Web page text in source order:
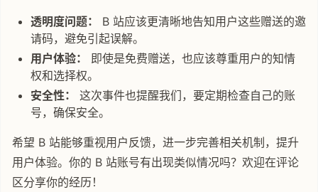
透明度问题：
B 站应该更清晰地告知用户这些赠送的邀
请码，避免引起误解。
用户体验：
即使是免费赠送，也应该尊重用户的知情
权和选择权。
安全性：
这次事件也提醒我们，要定期检查自己的账
号，确保安全。
希望 B 站能够重视用户反馈，进一步完善相关机制，提升
用户体验。你的 B 站账号有出现类似情况吗？欢迎在评论
区分享你的经历！